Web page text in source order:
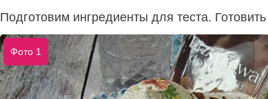
Подготовим ингредиенты для теста.
Фото 1